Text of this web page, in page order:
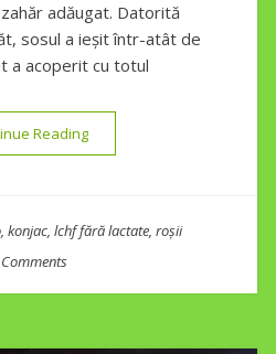
adăugat. Datorită
sosul a ieșit într-atât de
a acoperit cu totul
Reading“Paste konjac cu sos
, konjac, lchf fără lactate, roșii